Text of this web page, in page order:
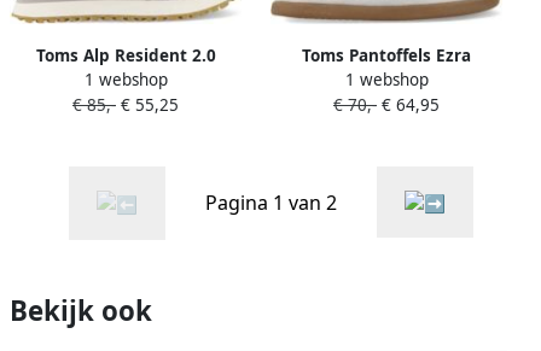
Toms Alp Resident 2.0
10020166 Grijs
1 webshop
€ 85,- € 55,25
Toms Pantoffels Ezra
10020161 Grijs
1 webshop
€ 70,- € 64,95
Pagina 1 van 2
Bekijk ook